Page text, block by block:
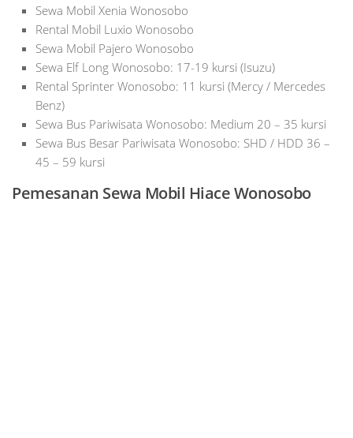
Sewa Mobil Xenia Wonosobo
Rental Mobil Luxio Wonosobo
Sewa Mobil Pajero Wonosobo
Sewa Elf Long Wonosobo: 17-19 kursi (Isuzu)
Rental Sprinter Wonosobo: 11 kursi (Mercy / Mercedes
Benz)
Sewa Bus Pariwisata Wonosobo: Medium 20 – 35 kursi
Sewa Bus Besar Pariwisata Wonosobo: SHD / HDD 36 –
45 – 59 kursi
Pemesanan Sewa Mobil Hiace Wonosobo